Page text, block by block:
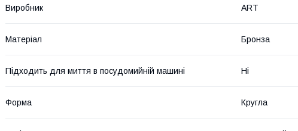
Виробник ART
Матеріал Бронза
Підходить для миття в посудомийній машині Ні
Форма Кругла